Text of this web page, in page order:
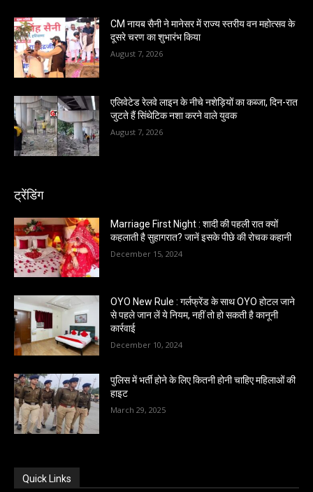
CM नायब सैनी ने मानेसर में राज्य स्तरीय वन महोत्सव के
दूसरे चरण का शुभारंभ किया
August 7, 2026
एलिवेटेड रेलवे लाइन के नीचे नशेड़ियों का कब्जा, दिन-रात
जुटते हैं सिंथेटिक नशा करने वाले युवक
August 7, 2026
ट्रेंडिंग
Marriage First Night : शादी की पहली रात क्यों
कहलाती है सुहागरात? जानें इसके पीछे की रोचक कहानी
December 15, 2024
OYO New Rule : गर्लफ्रेंड के साथ OYO होटल जाने
से पहले जान लें ये नियम, नहीं तो हो सकती है कानूनी
कार्रवाई
December 10, 2024
पुलिस में भर्ती होने के लिए कितनी होनी चाहिए महिलाओं की
हाइट
March 29, 2025
Quick Links